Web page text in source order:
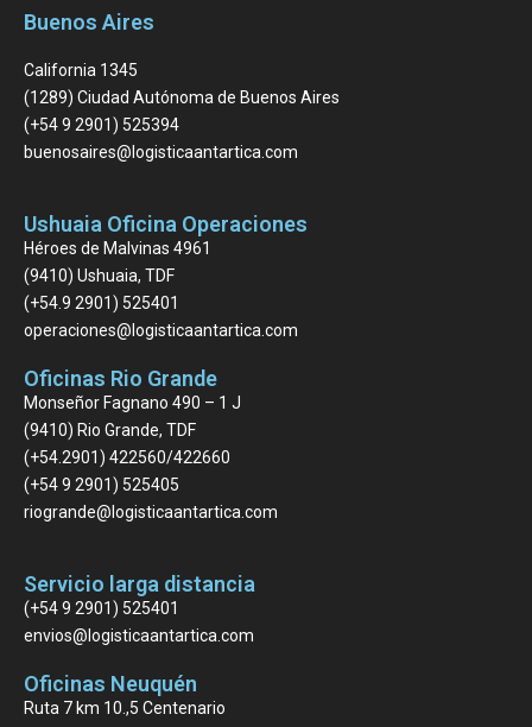
Buenos Aires
California 1345
(1289) Ciudad Autónoma de Buenos Aires
(+54 9 2901) 525394
buenosaires@logisticaantartica.com
Ushuaia Oficina Operaciones
Héroes de Malvinas 4961
(9410) Ushuaia, TDF
(+54.9 2901) 525401
operaciones@logisticaantartica.com
Oficinas Rio Grande
Monseñor Fagnano 490 – 1 J
(9410) Rio Grande, TDF
(+54.2901) 422560/422660
(+54 9 2901) 525405
riogrande@logisticaantartica.com
Servicio larga distancia
(+54 9 2901) 525401
envios@logisticaantartica.com
Oficinas Neuquén
Ruta 7 km 10.,5 Centenario